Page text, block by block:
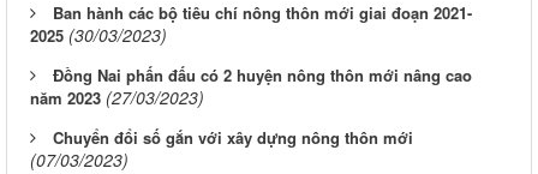
Ban hành các bộ tiêu chí nông thôn mới giai đoạn 2021-
2025 (30/03/2023)
Đồng Nai phấn đấu có 2 huyện nông thôn mới nâng cao
năm 2023 (27/03/2023)
Chuyển đổi số gắn với xây dựng nông thôn mới
(07/03/2023)